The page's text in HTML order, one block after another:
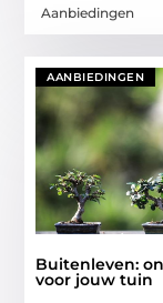
Aanbiedingen
AANBIEDINGEN
Buitenleven:
voor jouw tuin